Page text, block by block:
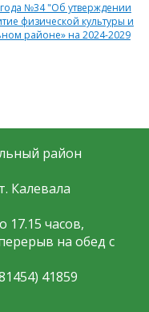
№34 "Об утверждении
физической культуры и
районе» на 2024-2029
район
Калевала
17.15 часов,
на обед с
41859